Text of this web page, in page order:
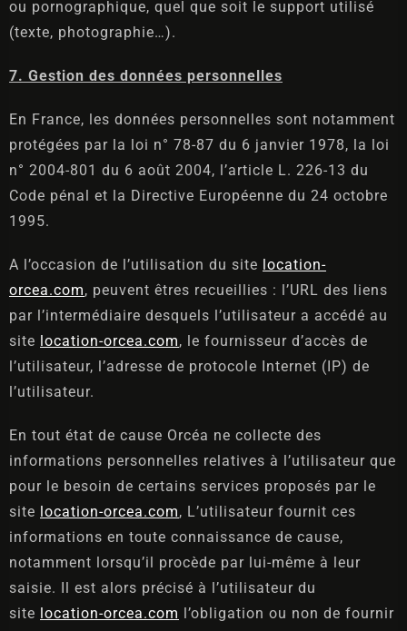
ou pornographique, quel que soit le support utilisé
(texte, photographie…).
7. Gestion des données personnelles
En France, les données personnelles sont notamment
protégées par la loi n° 78-87 du 6 janvier 1978, la loi
n° 2004-801 du 6 août 2004, l’article L. 226-13 du
Code pénal et la Directive Européenne du 24 octobre
1995.
A l’occasion de l’utilisation du site location-
orcea.com, peuvent êtres recueillies : l’URL des liens
par l’intermédiaire desquels l’utilisateur a accédé au
site location-orcea.com, le fournisseur d’accès de
l’utilisateur, l’adresse de protocole Internet (IP) de
l’utilisateur.
En tout état de cause Orcéa ne collecte des
informations personnelles relatives à l’utilisateur que
pour le besoin de certains services proposés par le
site location-orcea.com, L’utilisateur fournit ces
informations en toute connaissance de cause,
notamment lorsqu’il procède par lui-même à leur
saisie. Il est alors précisé à l’utilisateur du
site location-orcea.com l’obligation ou non de fournir